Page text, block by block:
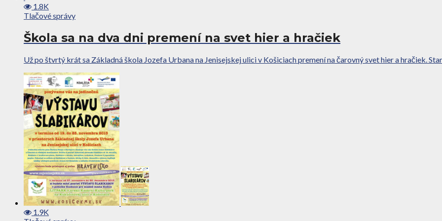
1.8K
Tlačové správy
Škola sa na dva dni premení na svet hier a hračiek
Už po štvrtý krát sa Základná škola Jozefa Urbana na Jenisejskej ulici v Košiciach premení na čarovný svet hier a hračiek.
1.9K